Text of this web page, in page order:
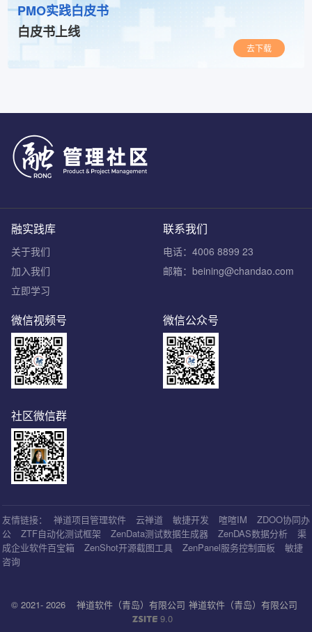
PMO实践白皮书
白皮书上线
去下载
联系我们
电话：4006 8899 23
邮箱：beining@chandao.com
融实践库
关于我们
加入我们
立即学习
微信公众号
微信视频号
社区微信群
友情链接： 禅道项目管理软件 云禅道 敏捷开发 喧喧IM
ZDOO协同办
公
ZTF自动化测试框架 ZenData测试数据生成器 ZenDAS数据分析
渠
成企业软件百宝箱
ZenShot开源截图工具 ZenPanel服务控制面板
敏捷
咨询
© 2021- 2026 禅道软件（青岛）有限公司 禅道软件（青岛）有限公司
9.0